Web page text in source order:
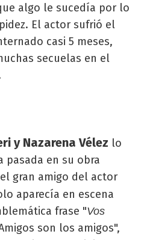
algo le sucedía por lo
El actor sufrió el
casi 5 meses,
secuelas en el
y Nazarena Vélez lo
pasada en su obra
gran amigo del actor
aparecía en escena
frase "Vos
son los amigos",